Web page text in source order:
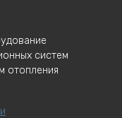
систем
отопления